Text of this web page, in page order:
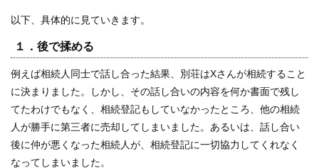
以下、具体的に見ていきます。
１．後で揉める
例えば相続人同士で話し合った結果、別荘はXさんが相続すること
に決まりました。しかし、その話し合いの内容を何か書面で残し
てたわけでもなく、相続登記もしていなかったところ、他の相続
人が勝手に第三者に売却してしまいました。あるいは、話し合い
後に仲が悪くなった相続人が、相続登記に一切協力してくれなく
なってしまいました。